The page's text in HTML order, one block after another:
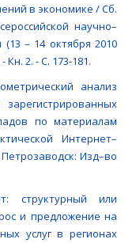
в экономике / Сб.
научно–
– 14 октября 2010
Кн. 2. - С. 173-181.
анализ
по материалам
Интернет–
Изд–во
структурный или
и предложение на
услуг в регионах